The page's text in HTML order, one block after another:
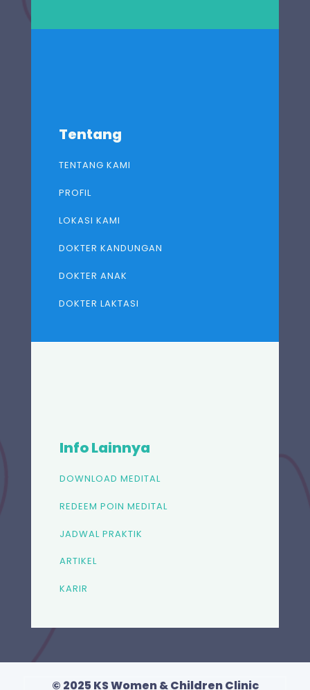
Tentang
TENTANG KAMI
PROFIL
LOKASI KAMI
DOKTER KANDUNGAN
DOKTER ANAK
DOKTER LAKTASI
Info Lainnya
DOWNLOAD MEDITAL
REDEEM POIN MEDITAL
JADWAL PRAKTIK
ARTIKEL
KARIR
© 2025 KS Women & Children Clinic